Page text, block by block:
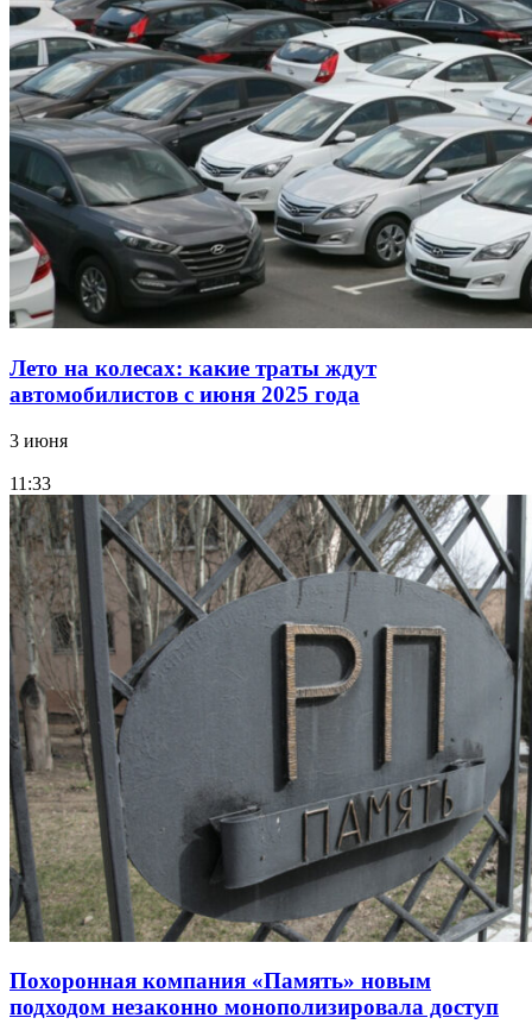
Лето на колесах: какие траты ждут
автомобилистов с июня 2025 года
3 июня
11:33
Похоронная компания «Память» новым
подходом незаконно монополизировала доступ